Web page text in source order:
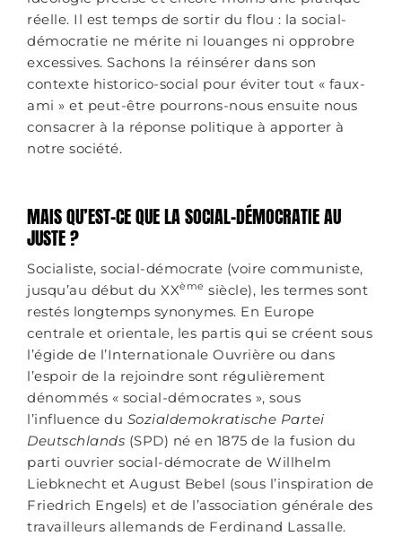
réelle. Il est temps de sortir du flou : la social-
démocratie ne mérite ni louanges ni opprobre
excessives. Sachons la réinsérer dans son
contexte historico-social pour éviter tout « faux-
ami » et peut-être pourrons-nous ensuite nous
consacrer à la réponse politique à apporter à
notre société.
MAIS QU’EST-CE QUE LA SOCIAL-DÉMOCRATIE AU
JUSTE ?
Socialiste, social-démocrate (voire communiste,
jusqu’au début du XXème siècle), les termes sont
restés longtemps synonymes. En Europe
centrale et orientale, les partis qui se créent sous
l’égide de l’Internationale Ouvrière ou dans
l’espoir de la rejoindre sont régulièrement
dénommés « social-démocrates », sous
l’influence du Sozialdemokratische Partei
Deutschlands (SPD) né en 1875 de la fusion du
parti ouvrier social-démocrate de Willhelm
Liebknecht et August Bebel (sous l’inspiration de
Friedrich Engels) et de l’association générale des
travailleurs allemands de Ferdinand Lassalle.